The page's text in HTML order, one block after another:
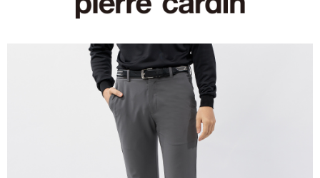
每筆NT$60，滿NT$1,200(含以上)免運費
每筆NT$80，滿NT$1,200(含以上)免運費
每筆NT$80，滿NT$1,200(含以上)免運費